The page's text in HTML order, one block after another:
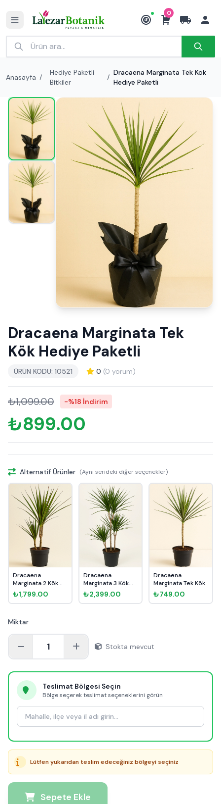
₺
0
Anasayfa /
Hediye Paketli
Bitkiler
/
Dracaena Marginata Tek Kök
Hediye Paketli
Dracaena Marginata Tek
Kök Hediye Paketli
ÜRÜN KODU: 10521 0 (0 yorum)
₺1,099.00 -%18 İndirim
₺899.00
Alternatif Ürünler (Aynı serideki diğer seçenekler)
Dracaena
Marginata 2 Kök
90cm
₺1,799.00
Dracaena
Marginata 3 Kök
110cm
₺2,399.00
Dracaena
Marginata Tek Kök
₺749.00
Miktar
1 Stokta mevcut
Teslimat Bölgesi Seçin
Bölge seçerek teslimat seçeneklerini görün
Lütfen yukarıdan teslim edeceğiniz bölgeyi seçiniz
Sepete Ekle